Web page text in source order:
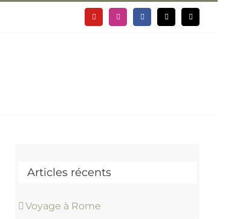
YouTubeInstagramFacebook
X Email
Articles récents
Voyage à Rome